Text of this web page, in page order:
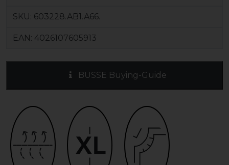
SKU: 603228.AB1.A66.
EAN: 4026107605913
BUSSE Buying-Guide